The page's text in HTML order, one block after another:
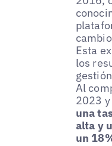
Esta
los
Al
2023
una
alta y
un